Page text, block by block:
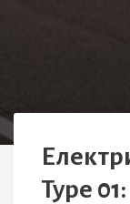
Type